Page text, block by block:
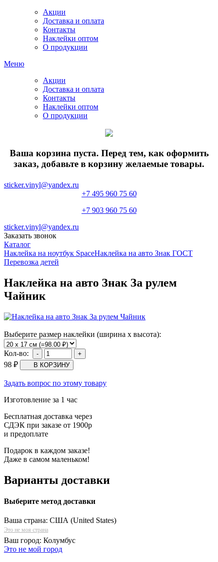
Акции
Доставка и оплата
Контакты
Наклейки оптом
О продукции
Меню
Акции
Доставка и оплата
Контакты
Наклейки оптом
О продукции
Ваша корзина пуста. Перед тем, как оформить
заказ, добавьте в корзину желаемые товары.
sticker.vinyl@yandex.ru
+7 495 960 75 60
+7 903 960 75 60
sticker.vinyl@yandex.ru
Заказать звонок
Каталог
Наклейка на ноутбук SpaceНаклейка на авто Знак ГОСТ
Перевозка детей
Наклейка на авто Знак За рулем
Чайник
Выберите размер наклейки (ширина х высота):
Кол-во:
98 ₽
Задать вопрос по этому товару
Изготовление за 1 час
Бесплатная доставка через
СДЭК при заказе от 1900р
и предоплате
Подарок в каждом заказе!
Даже в самом маленьком!
Варианты доставки
Выберите метод доставки
Ваша страна: США (United States)
Это не моя страна
Ваш город: Колумбус
Это не мой город